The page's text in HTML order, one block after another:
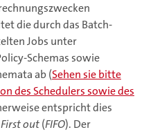
die durch das Batch-
Jobs unter
Schemas sowie
ab (Sehen sie bitte
des Schedulers sowie des
entspricht dies
out(FIFO). Der